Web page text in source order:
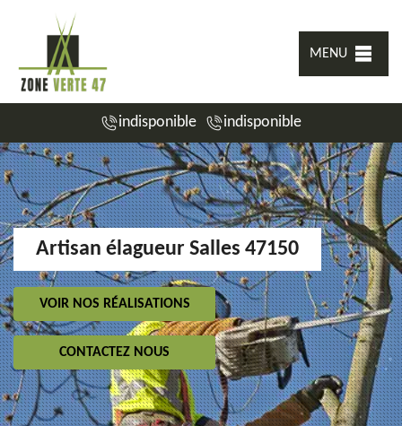
MENU
indisponible indisponible
Artisan élagueur Salles 47150
VOIR NOS RÉALISATIONS
CONTACTEZ NOUS